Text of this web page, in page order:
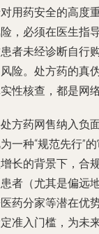
用药安全的高度
，必须在医生指
者未经诊断自行
险。处方药的真
性核查，都是网
方药网售纳入负
一种“规范先行”
长的背景下，合
者（尤其是偏远
药分家等潜在优
准入门槛，为未